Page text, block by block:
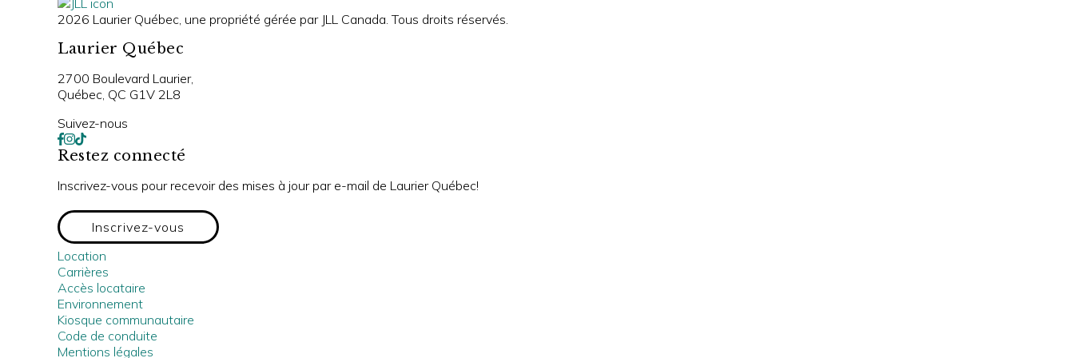
2026 Laurier Québec, une propriété gérée par JLL Canada. Tous droits réservés.
Laurier Québec
2700 Boulevard Laurier,
Québec, QC G1V 2L8
Suivez-nous
Restez connecté
Inscrivez-vous pour recevoir des mises à jour par e-mail de Laurier Québec!
Inscrivez-vous
Location
Carrières
Accès locataire
Environnement
Kiosque communautaire
Code de conduite
Mentions légales